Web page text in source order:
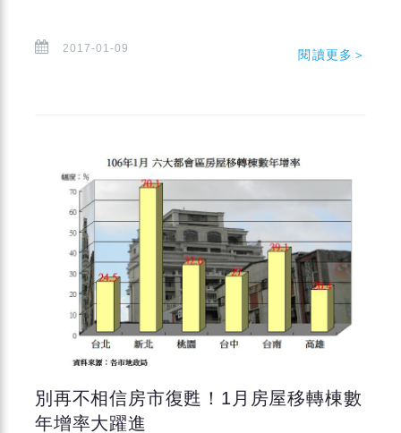
2017-01-09 閱讀更多＞
別再不相信房市復甦！1月房屋移轉棟數
年增率大躍進